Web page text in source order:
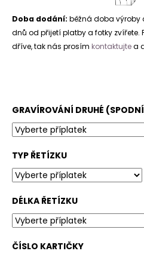
Doba dodání: běžná doba
dnů od přijetí platby a fotky zvířete.
dříve, tak nás prosím kontaktujtea
GRAVÍROVÁNÍ DRUHÉ
TYP ŘETÍZKU
DÉLKA ŘETÍZKU
ČÍSLO KARTIČKY